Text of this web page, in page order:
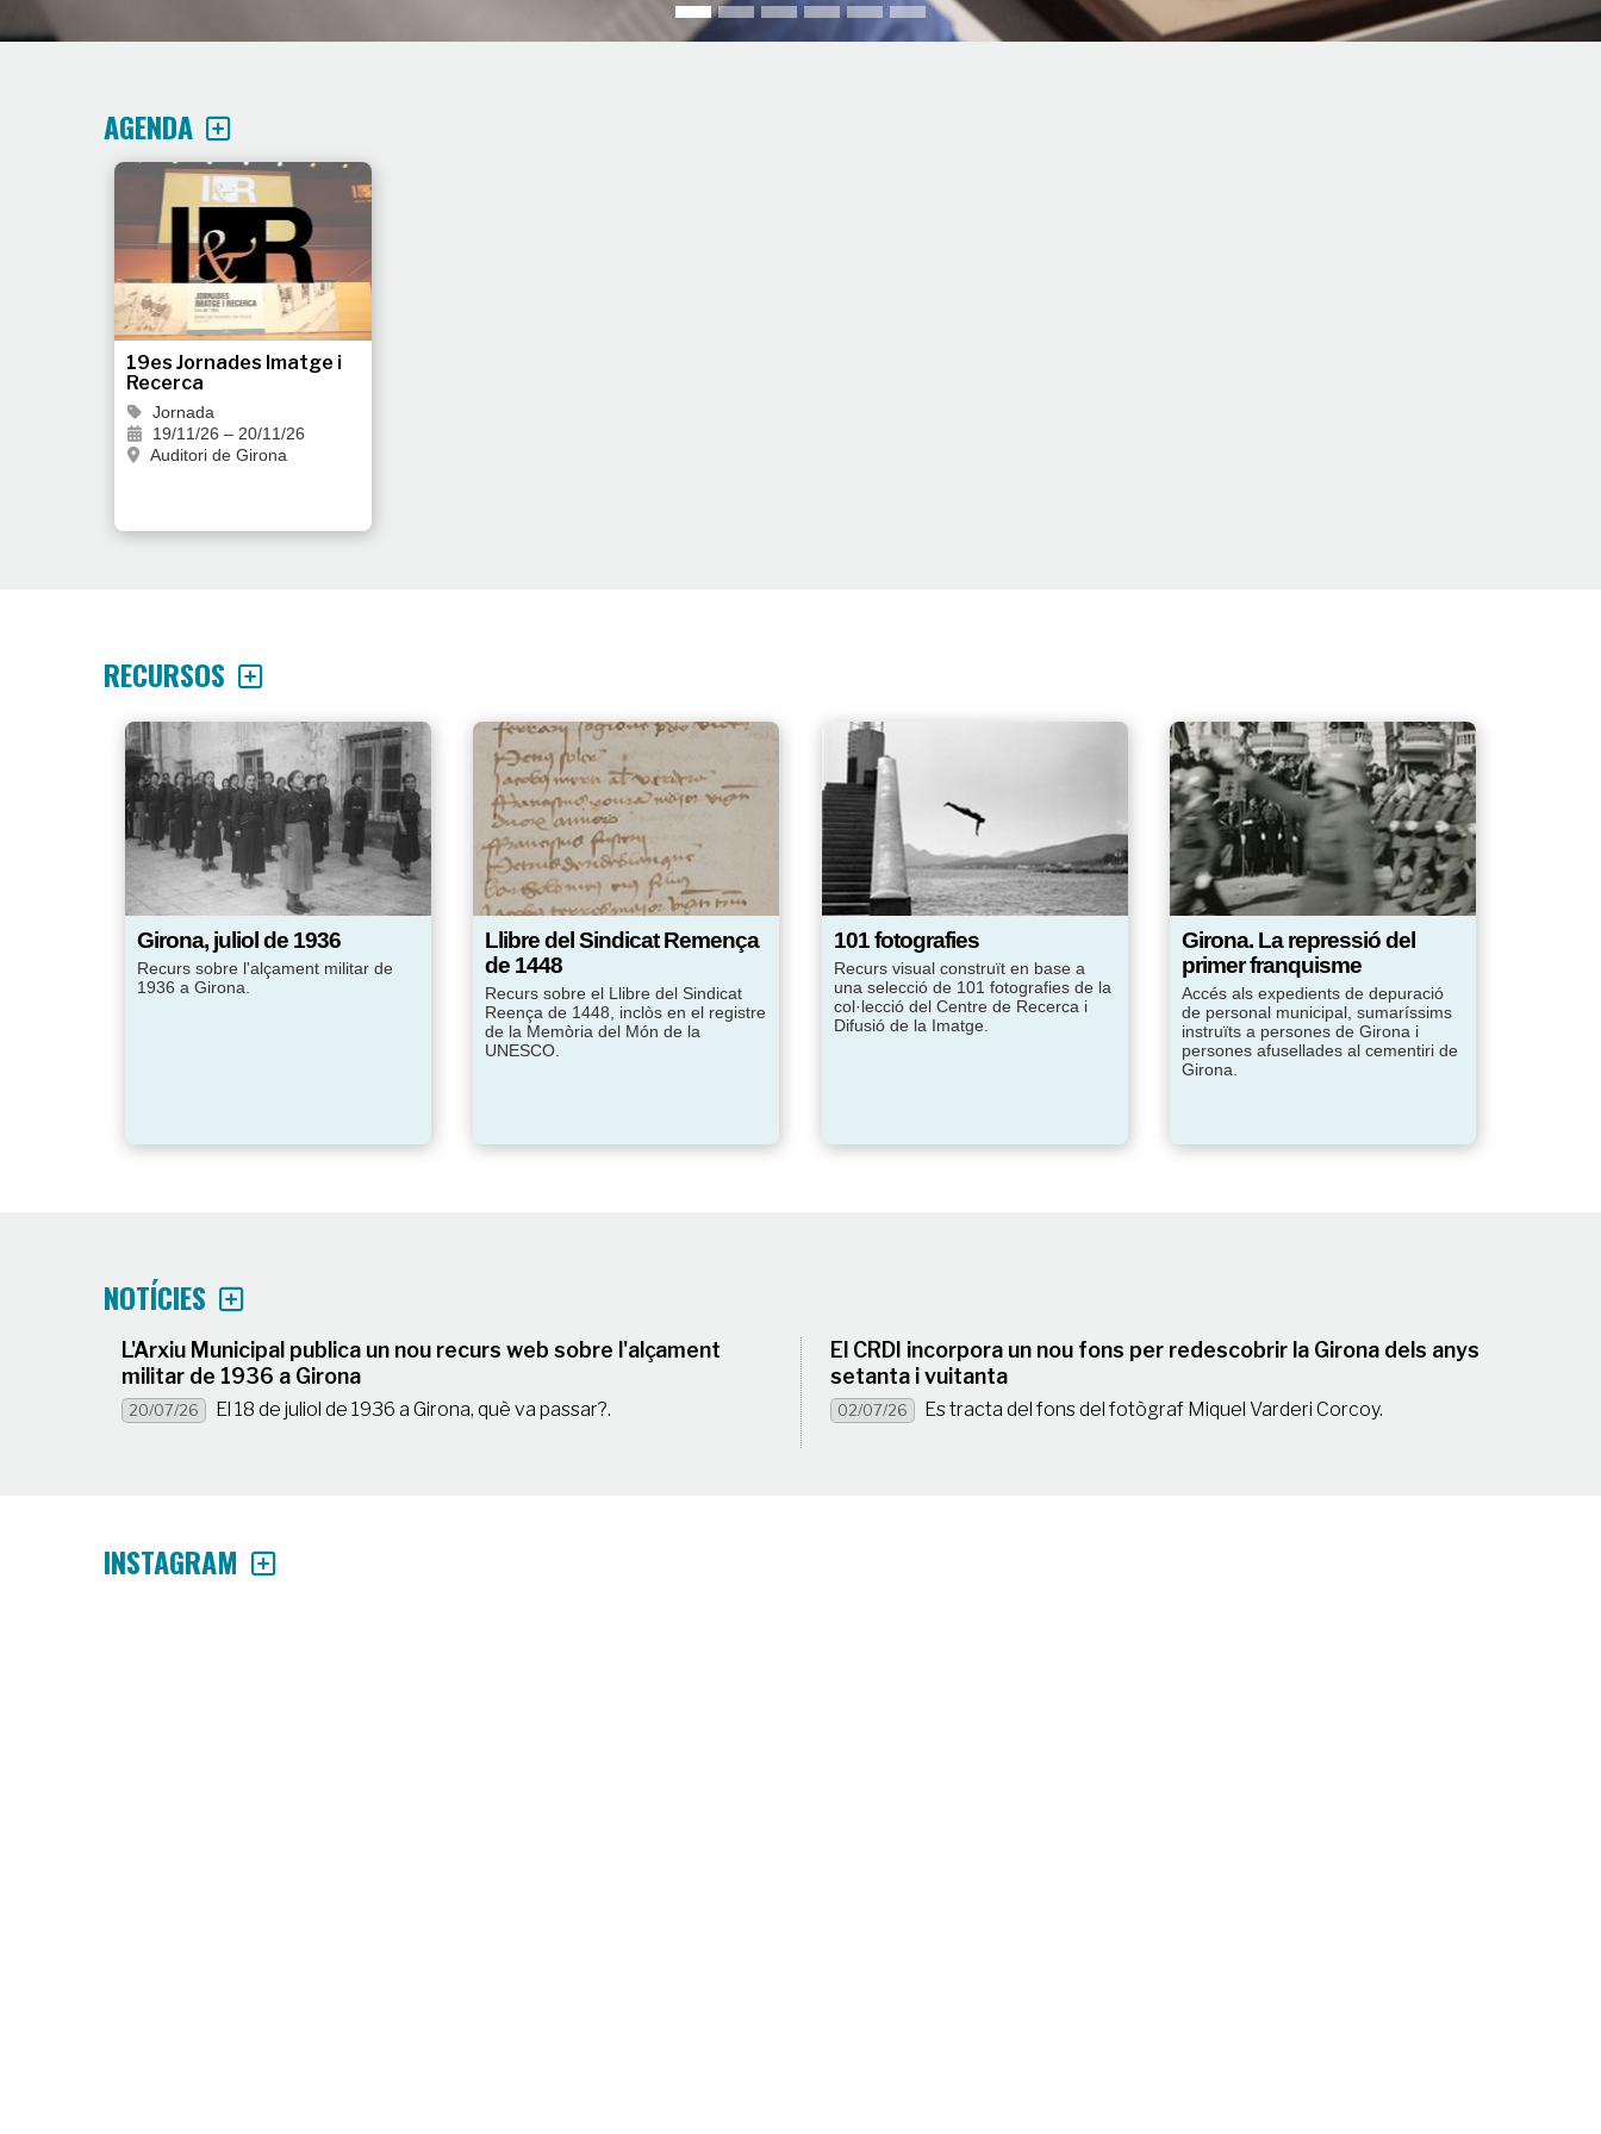
AGENDA
19es Jornades Imatge i
Recerca
Jornada
19/11/26 – 20/11/26
Auditori de Girona
RECURSOS
Girona, juliol de 1936
Recurs sobre l'alçament militar de
1936 a Girona.
Llibre del Sindicat Remença
de 1448
Recurs sobre el Llibre del Sindicat
Reença de 1448, inclòs en el registre
de la Memòria del Món de la
UNESCO.
101 fotografies
Recurs visual construït en base a
una selecció de 101 fotografies de la
col·lecció del Centre de Recerca i
Difusió de la Imatge.
Girona. La repressió del
primer franquisme
Accés als expedients de depuració
de personal municipal, sumaríssims
instruïts a persones de Girona i
persones afusellades al cementiri de
Girona.
NOTÍCIES
L'Arxiu Municipal publica un nou recurs web sobre l'alçament
militar de 1936 a Girona
20/07/26 El 18 de juliol de 1936 a Girona, què va passar?.
El CRDI incorpora un nou fons per redescobrir la Girona dels anys
setanta i vuitanta
02/07/26 Es tracta del fons del fotògraf Miquel Varderi Corcoy.
INSTAGRAM